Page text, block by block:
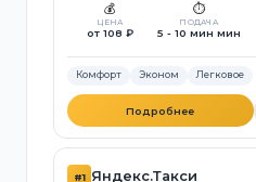
💰
ЦЕНА
от 108 ₽
⏱️
ПОДАЧА
5 - 10 мин мин
Комфорт Эконом Легковое
Подробнее
#1 Яндекс.Такси